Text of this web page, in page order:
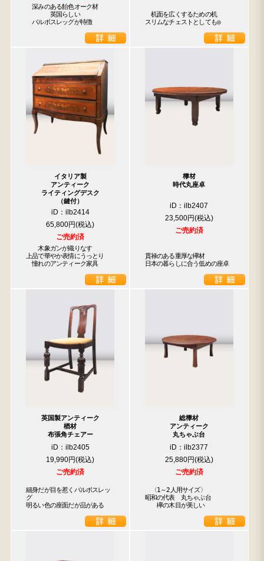
深みのある飴色オーク材
英国らしい
バルボスレッグが特徴
机面を広くするための机
スリムなチェストとしても◎
イタリア製
アンティーク
ライティングデスク
（鍵付）
iD：ilb2414
65,800円
ご売約済
木象ガンが織りなす
上品で華やか表情にうっとり
憧れのアンティーク家具
﨔材
時代丸座卓
iD：ilb2407
23,500円
ご売約済
貫禄のある重厚な欅材
日本の暮らしに合う低めの座卓
英国製アンティーク
楢材
布張角チェアー
iD：ilb2405
19,990円
ご売約済
細身だが目を惹くバルボスレッ
グ
明るい色の座面だが品がある
総﨔材
アンティーク
丸ちゃぶ台
iD：ilb2377
25,880円
ご売約済
〈1～2人用サイズ〉
昭和の代表　丸ちゃぶ台
欅の木目が美しい